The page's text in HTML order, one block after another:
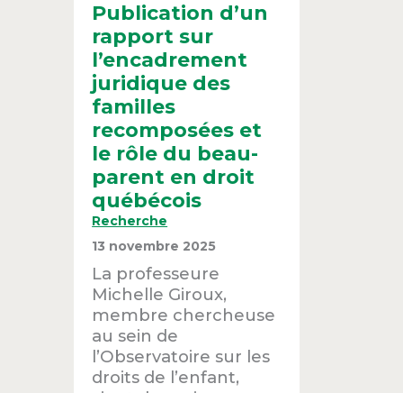
Publication d’un
rapport sur
l’encadrement
juridique des
familles
recomposées et
le rôle du beau-
parent en droit
québécois
Recherche
13 novembre 2025
La professeure
Michelle Giroux,
membre chercheuse
au sein de
l’Observatoire sur les
droits de l’enfant,